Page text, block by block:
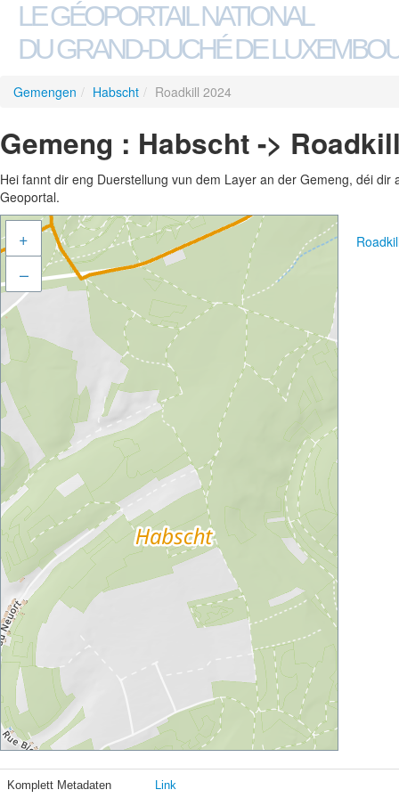
LE GÉOPORTAIL NATIONAL
DU GRAND-DUCHÉ DE
Gemengen / Habscht / Roadkill 2024
Gemeng : Habscht ->
Hei fannt dir eng Duerstellung vun dem Layer an der Gemeng, déi
Geoportal.
+
–
Komplett Metadaten Link